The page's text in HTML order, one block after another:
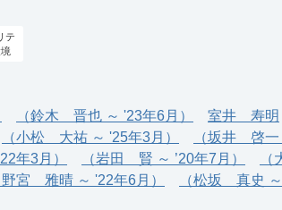
テ
（鈴木 晋也 ～ '23年6月） 室井 寿明
（小松 大祐 ～ '25年3月） （坂井 啓一
年3月） （岩田 賢 ～ ’20年7月）
野宮 雅晴 ～ '22年6月） （松坂 真史 ～